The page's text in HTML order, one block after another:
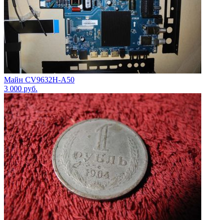
Майн CV9632H-A50
3 000 руб.